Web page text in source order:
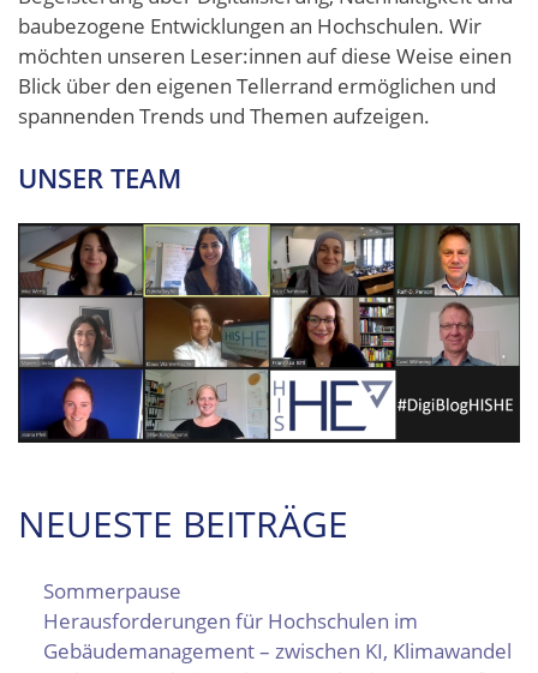
baubezogene Entwicklungen an Hochschulen. Wir
möchten unseren Leser:innen auf diese Weise einen
Blick über den eigenen Tellerrand ermöglichen und
spannenden Trends und Themen aufzeigen.
UNSER TEAM
NEUESTE BEITRÄGE
Sommerpause
Herausforderungen für Hochschulen im
Gebäudemanagement – zwischen KI, Klimawandel